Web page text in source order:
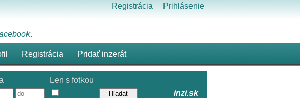
Registrácia Prihlásenie
.
Registrácia Pridať inzerát
Len s fotkou
inzi.sk